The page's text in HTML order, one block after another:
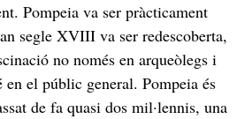
Pompeia va ser pràcticament
segle XVIII va ser redescoberta,
no només en arqueòlegs i
el públic general. Pompeia és
de fa quasi dos mil·lennis, una